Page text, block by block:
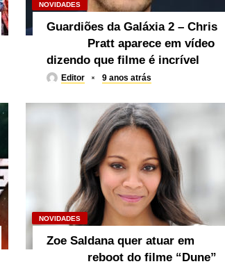
NOVIDADES
Guardiões da Galáxia 2 – Chris
Pratt aparece em vídeo
dizendo que filme é incrível
Editor 9 anos atrás
NOVIDADES
Zoe Saldana quer atuar em
reboot do filme “Dune”